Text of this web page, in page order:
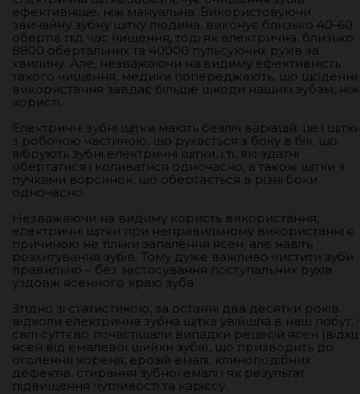
ефективніше, ніж мануальна. Використовуючи
звичайну зубну щітку людина, виконує близько 40-60
обертів під час чищення, тоді як електрична, близько
8800 обертальних та 40000 пульсуючих рухів за
хвилину. Але, незважаючи на видиму ефективність
такого чищення, медики попереджають, що
використання завдає більше шкоди нашим зубам, ніж
користі.
Електричні зубні щітки мають безліч варіацій: це і
з робочою частиною, що рухається з боку в бік, що
вібрують зубні електричні щітки, і ті, які здатні
обертатися і коливатися одночасно, а також щітки з
пучками ворсинок, що обертається в різні боки
одночасно.
Незважаючи на видиму користь використання,
електричні щітки при неправильному використанні є
причиною не тільки запалення ясен, але навіть
розхитування зубів. Тому дуже важливо чистити зуби
правильно – без застосування поступальних рухів
уздовж ясенного краю зуба.
Згідно зі статистикою, за останні два десятки років,
відколи електрична зубна щітка увійшла в наш побут,
світі суттєво почастішали випадки рецесій ясен
ясен від емалевої шийки зуба), що призводить до
оголення кореня, ерозій емалі, клиноподібних
дефектів. стирання зубної емалі і як результат
підвищення чутливості та карієсу.